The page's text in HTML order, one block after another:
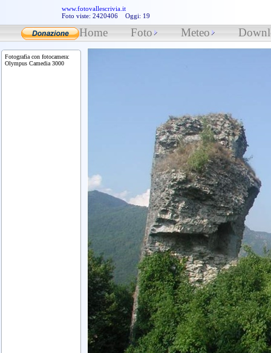
www.fotovallescrivia.it
Foto viste: 2420406 Oggi: 19
Home Foto Meteo
Fotografia con fotocamera:
Olympus Camedia 3000